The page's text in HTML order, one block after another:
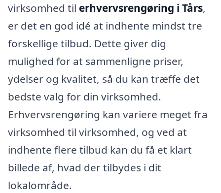
virksomhed til erhvervsrengøring i Tårs,
er det en god idé at indhente mindst tre
forskellige tilbud. Dette giver dig
mulighed for at sammenligne priser,
ydelser og kvalitet, så du kan træffe det
bedste valg for din virksomhed.
Erhvervsrengøring kan variere meget fra
virksomhed til virksomhed, og ved at
indhente flere tilbud kan du få et klart
billede af, hvad der tilbydes i dit
lokalområde.